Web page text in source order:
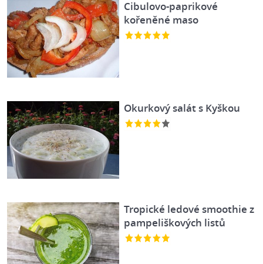
Cibulovo-paprikové
kořeněné maso
Okurkový salát s Kyškou
Tropické ledové smoothie z
pampeliškových listů